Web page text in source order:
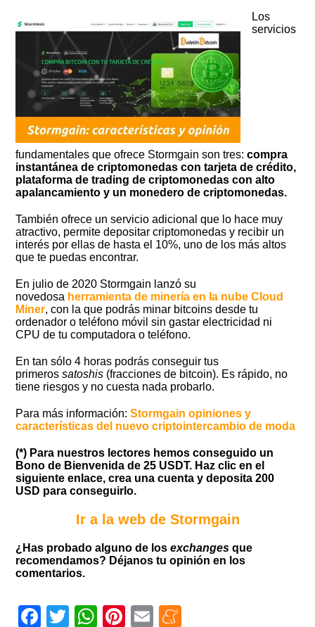
Los
servicios
fundamentales que ofrece Stormgain son tres:compra
instantánea de criptomonedas con tarjeta de crédito,
plataforma de trading de criptomonedas con alto
apalancamiento y un monedero de criptomonedas.
También ofrece un servicio adicional que lo hace muy
atractivo, permite depositar criptomonedas y recibir un
interés por ellas de hasta el 10%, uno de los más altos
que te puedas encontrar.
En julio de 2020 Stormgain lanzó su
novedosa herramienta de minería en la nube Cloud
Miner, con la que podrás minar bitcoins desde tu
ordenador o teléfono móvil sin gastar electricidad ni
CPU de tu computadora o teléfono.
En tan sólo 4 horas podrás conseguir tus
primerossatoshis (fracciones de bitcoin). Es rápido, no
tiene riesgos y no cuesta nada probarlo.
Para más información:Stormgain opiniones y
características del nuevo criptointercambio de moda
(*) Para nuestros lectores hemos conseguido un
Bono de Bienvenida de 25 USDT. Haz clic en el
siguiente enlace, crea una cuenta y deposita 200
USD para conseguirlo.
Ir a la web de Stormgain
¿Has probado alguno de losexchanges que
recomendamos? Déjanos tu opinión en los
comentarios.
Facebook
Twitter
WhatsApp
Pinterest
Email